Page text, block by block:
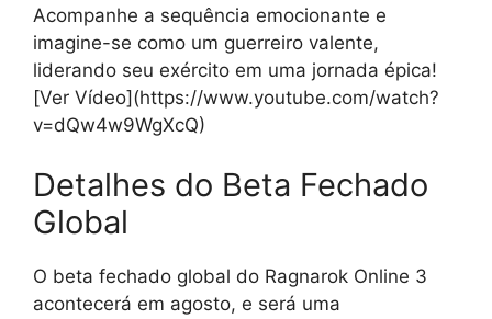
Acompanhe a sequência emocionante e
imagine-se como um guerreiro valente,
liderando seu exército em uma jornada épica!
[Ver Vídeo](https://www.youtube.com/watch?
v=dQw4w9WgXcQ)
Detalhes do Beta Fechado
Global
O beta fechado global do Ragnarok Online 3
acontecerá em agosto, e será uma